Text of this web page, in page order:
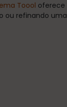
Toool oferece
ou refinando uma